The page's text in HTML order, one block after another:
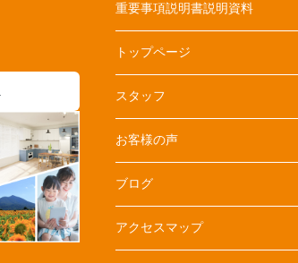
重要事項説明書説明資料
トップページ
スタッフ
お客様の声
ブログ
アクセスマップ